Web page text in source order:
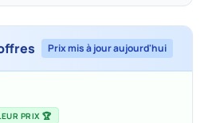
Prix mis à jour aujourd'hui
PRIX 🏆